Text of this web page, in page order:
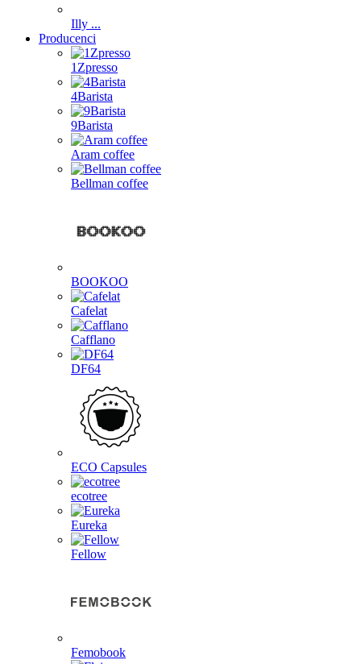
Illy ...
Producenci
1Zpresso
4Barista
9Barista
Aram coffee
Bellman coffee
BOOKOO
Cafelat
Cafflano
DF64
ECO Capsules
ecotree
Eureka
Fellow
Femobook